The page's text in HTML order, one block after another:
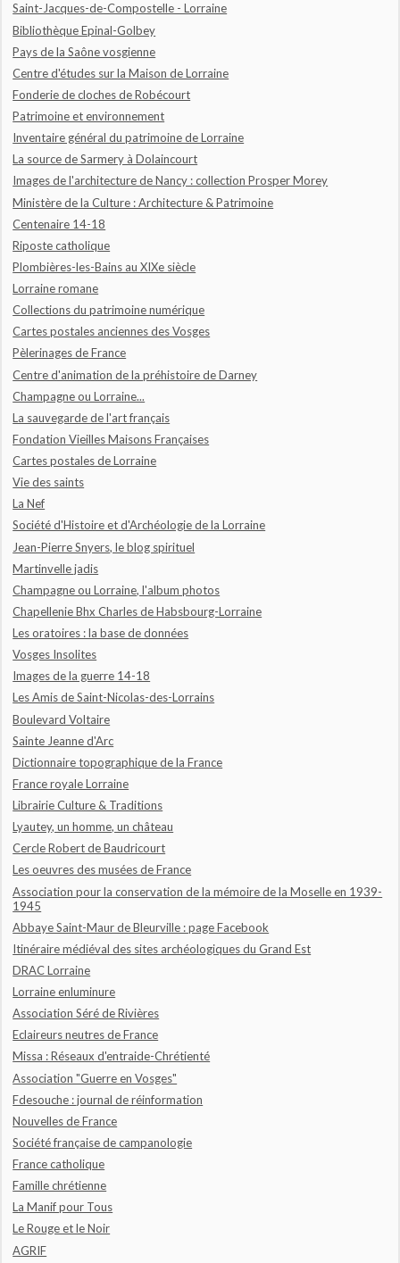
Saint-Jacques-de-Compostelle - Lorraine
Bibliothèque Epinal-Golbey
Pays de la Saône vosgienne
Centre d'études sur la Maison de Lorraine
Fonderie de cloches de Robécourt
Patrimoine et environnement
Inventaire général du patrimoine de Lorraine
La source de Sarmery à Dolaincourt
Images de l'architecture de Nancy : collection Prosper Morey
Ministère de la Culture : Architecture & Patrimoine
Centenaire 14-18
Riposte catholique
Plombières-les-Bains au XIXe siècle
Lorraine romane
Collections du patrimoine numérique
Cartes postales anciennes des Vosges
Pèlerinages de France
Centre d'animation de la préhistoire de Darney
Champagne ou Lorraine...
La sauvegarde de l'art français
Fondation Vieilles Maisons Françaises
Cartes postales de Lorraine
Vie des saints
La Nef
Société d'Histoire et d'Archéologie de la Lorraine
Jean-Pierre Snyers, le blog spirituel
Martinvelle jadis
Champagne ou Lorraine, l'album photos
Chapellenie Bhx Charles de Habsbourg-Lorraine
Les oratoires : la base de données
Vosges Insolites
Images de la guerre 14-18
Les Amis de Saint-Nicolas-des-Lorrains
Boulevard Voltaire
Sainte Jeanne d'Arc
Dictionnaire topographique de la France
France royale Lorraine
Librairie Culture & Traditions
Lyautey, un homme, un château
Cercle Robert de Baudricourt
Les oeuvres des musées de France
Association pour la conservation de la mémoire de la Moselle en 1939-
1945
Abbaye Saint-Maur de Bleurville : page Facebook
Itinéraire médiéval des sites archéologiques du Grand Est
DRAC Lorraine
Lorraine enluminure
Association Séré de Rivières
Eclaireurs neutres de France
Missa : Réseaux d'entraide-Chrétienté
Association "Guerre en Vosges"
Fdesouche : journal de réinformation
Nouvelles de France
Société française de campanologie
France catholique
Famille chrétienne
La Manif pour Tous
Le Rouge et le Noir
AGRIF